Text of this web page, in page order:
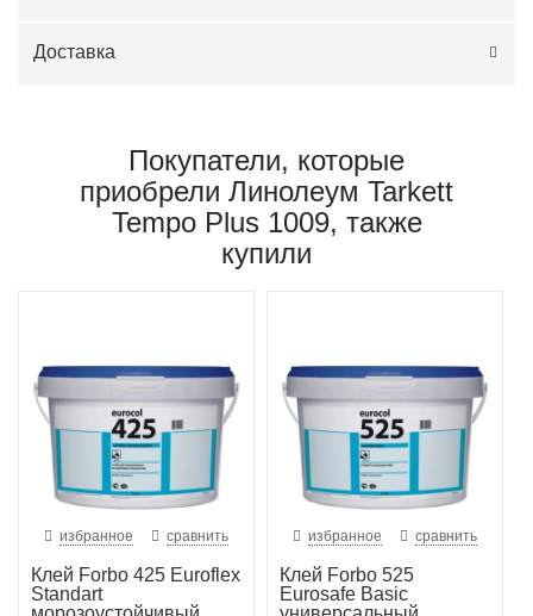
Доставка
Покупатели, которые
приобрели Линолеум Tarkett
Tempo Plus 1009, также
купили
избранное сравнить
Клей Forbo 425 Euroflex
Standart
избранное сравнить
Клей Forbo 525
Eurosafe Basic